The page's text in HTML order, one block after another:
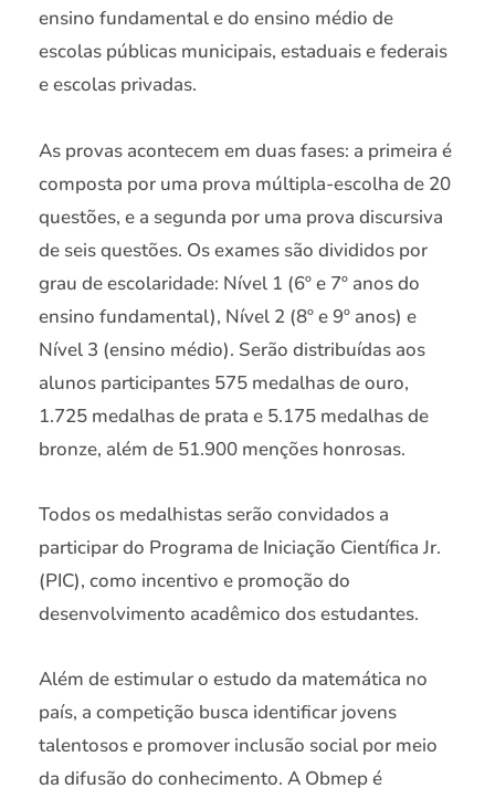
ensino fundamental e do ensino médio de
escolas públicas municipais, estaduais e federais
e escolas privadas.
As provas acontecem em duas fases: a primeira é
composta por uma prova múltipla-escolha de 20
questões, e a segunda por uma prova discursiva
de seis questões. Os exames são divididos por
grau de escolaridade: Nível 1 (6º e 7º anos do
ensino fundamental), Nível 2 (8º e 9º anos) e
Nível 3 (ensino médio). Serão distribuídas aos
alunos participantes 575 medalhas de ouro,
1.725 medalhas de prata e 5.175 medalhas de
bronze, além de 51.900 menções honrosas.
Todos os medalhistas serão convidados a
participar do Programa de Iniciação Científica Jr.
(PIC), como incentivo e promoção do
desenvolvimento acadêmico dos estudantes.
Além de estimular o estudo da matemática no
país, a competição busca identificar jovens
talentosos e promover inclusão social por meio
da difusão do conhecimento. A Obmep é